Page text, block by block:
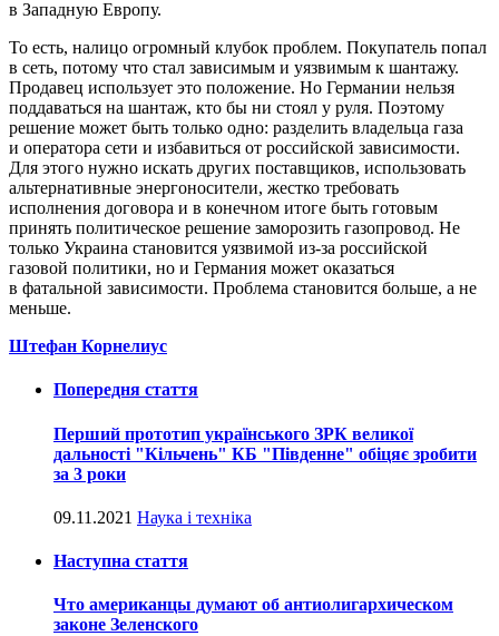
в Западную Европу.
То есть, налицо огромный клубок проблем. Покупатель попал
в сеть, потому что стал зависимым и уязвимым к шантажу.
Продавец использует это положение. Но Германии нельзя
поддаваться на шантаж, кто бы ни стоял у руля. Поэтому
решение может быть только одно: разделить владельца газа
и оператора сети и избавиться от российской зависимости.
Для этого нужно искать других поставщиков, использовать
альтернативные энергоносители, жестко требовать
исполнения договора и в конечном итоге быть готовым
принять политическое решение заморозить газопровод. Не
только Украина становится уязвимой из-за российской
газовой политики, но и Германия может оказаться
в фатальной зависимости. Проблема становится больше, а не
меньше.
Штефан Корнелиус
Попередня стаття
Перший прототип українського ЗРК великої
дальності "Кільчень" КБ "Південне" обіцяє зробити
за 3 роки
09.11.2021 Наука і техніка
Наступна стаття
Что американцы думают об антиолигархическом
законе Зеленского